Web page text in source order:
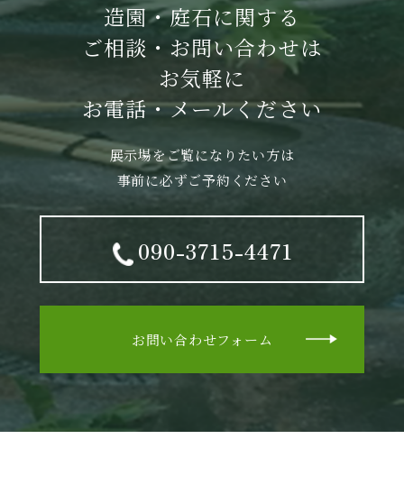
造園・庭石に関する
ご相談・お問い合わせは
お気軽に
お電話・メールください
展示場をご覧になりたい方は
事前に必ずご予約ください
090-3715-4471
お問い合わせフォーム